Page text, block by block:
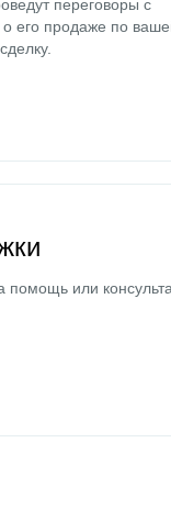
переговоры с
его продаже по
или